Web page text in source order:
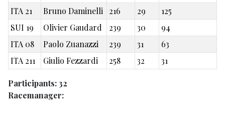
ITA 21
Bruno Daminelli 216 29
125
SUI 19
Olivier Gaudard 239 30
94
ITA 08
Paolo Zuanazzi 239 31
63
ITA 211
Giulio Fezzardi 258 32 31
Participants: 32
Racemanager: